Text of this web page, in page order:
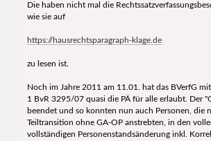
Die haben nicht mal die
wie sie auf
https://hausrechtsparagraph-klage.de
zu lesen ist.
Noch im Jahre 2011 am 11.01. hat das BVerfG
1 BvR 3295/07 quasi die PÄ für alle erlaubt. Der
beendet und so konnten nun auch Personen, die
Teiltransition ohne GA-OP anstrebten, in den
vollständigen Personenstandsänderung inkl.